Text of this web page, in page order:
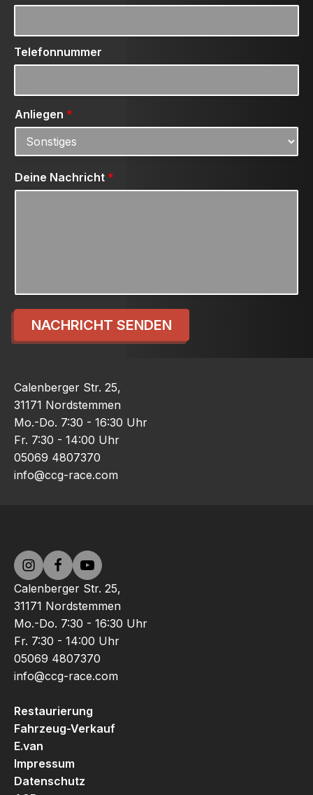
Telefonnummer
Anliegen *
Deine Nachricht *
NACHRICHT SENDEN
Calenberger Str. 25,
31171 Nordstemmen
Mo.-Do. 7:30 - 16:30 Uhr
Fr. 7:30 - 14:00 Uhr
05069 4807370
info@ccg-race.com
Calenberger Str. 25,
31171 Nordstemmen
Mo.-Do. 7:30 - 16:30 Uhr
Fr. 7:30 - 14:00 Uhr
05069 4807370
info@ccg-race.com
Restaurierung
Fahrzeug-Verkauf
E.van
Impressum
Datenschutz